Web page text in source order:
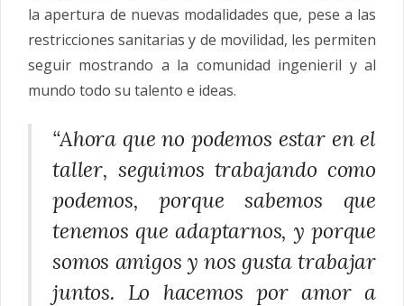
la apertura de nuevas modalidades que, pese a las
restricciones sanitarias y de movilidad, les permiten
seguir mostrando a la comunidad ingenieril y al
mundo todo su talento e ideas.
“Ahora que no podemos estar en el
taller, seguimos trabajando como
podemos, porque sabemos que
tenemos que adaptarnos, y porque
somos amigos y nos gusta trabajar
juntos. Lo hacemos por amor a